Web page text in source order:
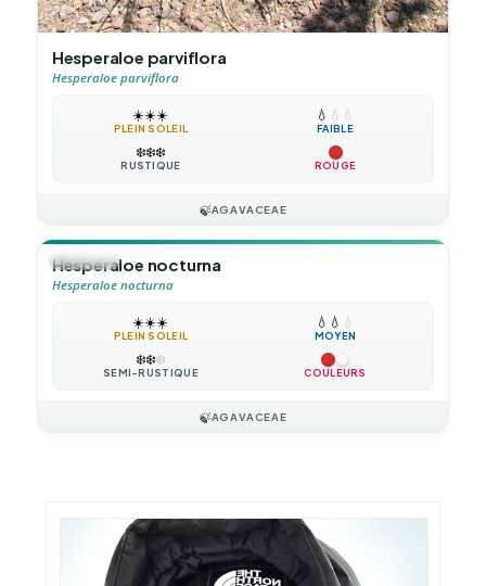
Hesperaloe parviflora
Hesperaloe parviflora
☀️☀️☀️
PLEIN SOLEIL
💧 💧 💧
FAIBLE
❄️❄️❄️
RUSTIQUE ROUGE
🍃AGAVACEAE
🪴VIVACE
Hesperaloe nocturna
Hesperaloe nocturna
☀️☀️☀️
PLEIN SOLEIL
💧 💧 💧
MOYEN
❄️❄️❄️
SEMI-RUSTIQUE COULEURS
🍃AGAVACEAE